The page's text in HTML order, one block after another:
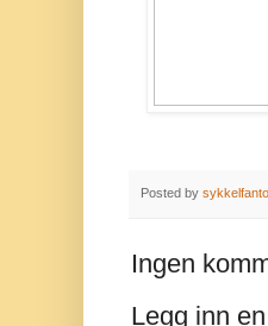
Posted by
Ingen
Legg inn